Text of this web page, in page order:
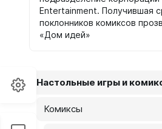
Entertainment. Получившая
поклонников комиксов
«Дом идей»
Настольные игры и
Комиксы